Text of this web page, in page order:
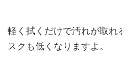
軽く拭くだけで汚れが取れ
スクも低くなりますよ。